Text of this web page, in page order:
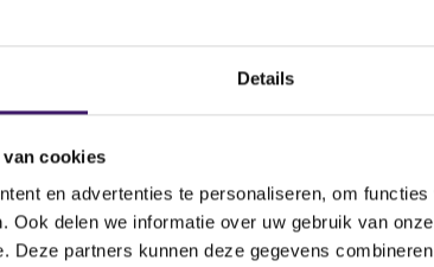
Details
cookies
en advertenties te personaliseren, om
Ook delen we informatie over uw gebruik van
Deze partners kunnen deze gegevens